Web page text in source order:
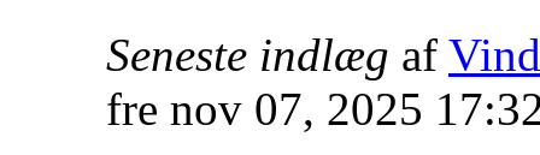
Seneste indlæg af
fre nov 07, 2025